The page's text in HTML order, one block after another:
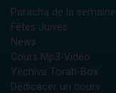
Paracha de la semaine
Fêtes Juives
News
Cours Mp3-Vidéo
Yéchiva Torah-Box
Dédicacer un cours